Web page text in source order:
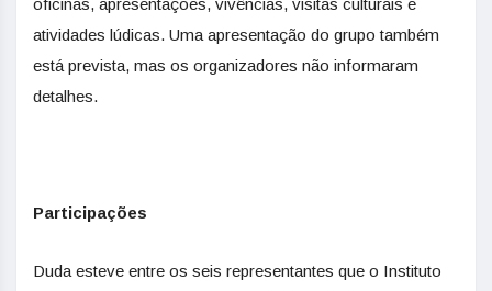
oficinas, apresentações, vivências, visitas culturais e
atividades lúdicas. Uma apresentação do grupo também
está prevista, mas os organizadores não informaram
detalhes.
Participações
Duda esteve entre os seis representantes que o Instituto